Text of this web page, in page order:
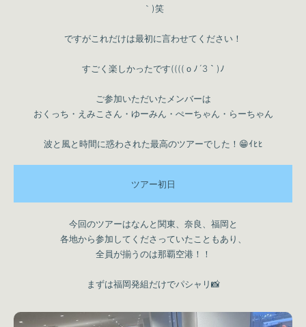
｀)笑
ですがこれだけは最初に言わせてください！
すごく楽しかったです((((ｏﾉ´3｀)ﾉ
ご参加いただいたメンバーは
おくっち・えみこさん・ゆーみん・ぺーちゃん・らーちゃん
波と風と時間に惑わされた最高のツアーでした！😁ｲﾋﾋ
ツアー初日
今回のツアーはなんと関東、奈良、福岡と
各地から参加してくださっていたこともあり、
全員が揃うのは那覇空港！！
まずは福岡発組だけでパシャリ📸